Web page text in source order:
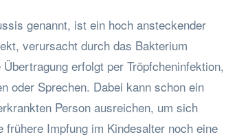
genannt, ist ein hoch ansteckender
verursacht durch das Bakterium
erfolgt per Tröpfcheninfektion,
oder Sprechen. Dabei kann schon ein
Person ausreichen, um sich
frühere Impfung im Kindesalter noch eine